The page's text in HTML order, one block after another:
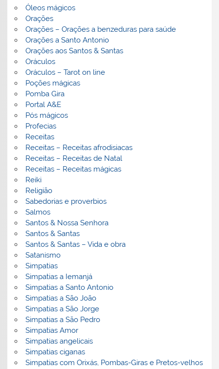
Óleos mágicos
Orações
Orações – Orações a benzeduras para saúde
Orações a Santo Antonio
Orações aos Santos & Santas
Oráculos
Oráculos – Tarot on line
Poções mágicas
Pomba Gira
Portal A&E
Pós mágicos
Profecias
Receitas
Receitas – Receitas afrodisiacas
Receitas – Receitas de Natal
Receitas – Receitas mágicas
Reiki
Religião
Sabedorias e proverbios
Salmos
Santos & Nossa Senhora
Santos & Santas
Santos & Santas – Vida e obra
Satanismo
Simpatias
Simpatias a Iemanjá
Simpatias a Santo Antonio
Simpatias a São João
Simpatias a São Jorge
Simpatias a São Pedro
Simpatias Amor
Simpatias angelicais
Simpatias ciganas
Simpatias com Orixás, Pombas-Giras e Pretos-velhos